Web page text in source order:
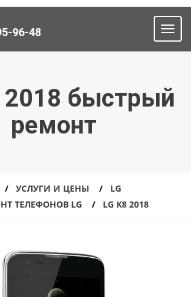
96-48
2018 быстрый
ремонт
УСЛУГИ И ЦЕНЫ
LG
ТЕЛЕФОНОВ LG
LG K8 2018